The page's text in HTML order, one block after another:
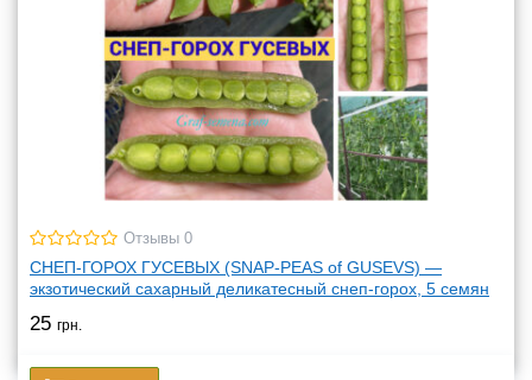
Отзывы 0
СНЕП-ГОРОХ ГУСЕВЫХ (SNAP-PEAS of GUSEVS) —
экзотический сахарный деликатесный снеп-горох, 5 семян
25 грн.